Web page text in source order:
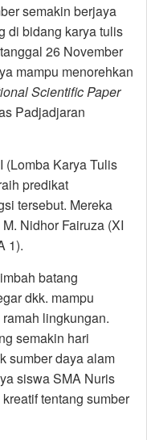
semakin berjaya
di bidang karya tulis
26 November
mampu menorehkan
Scientific Paper
Padjadjaran
(Lomba Karya Tulis
predikat
tersebut. Mereka
Nidhor Fairuza (XI
1).
batang
dkk. mampu
lingkungan.
semakin hari
sumber daya alam
siswa SMA Nuris
tentang sumber